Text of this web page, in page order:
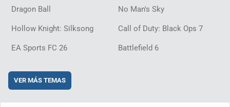
Dragon Ball No Man's Sky
Hollow Knight: Silksong Call of Duty: Black Ops 7
EA Sports FC 26 Battlefield 6
VER MÁS TEMAS